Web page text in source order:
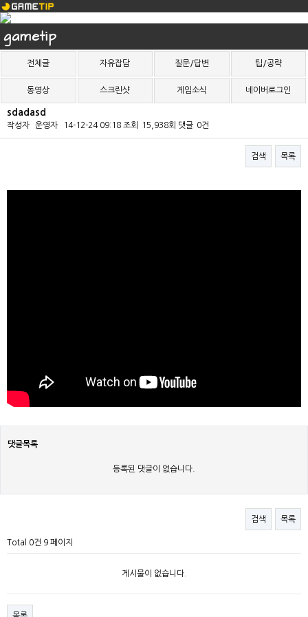
gametip
전체글 자유잡담 질문/답변 팁/공략
동영상 스크린샷 게임소식 네이버로그인
sdadasd
작성자 운영자 14-12-24 09:18 조회 15,938회 댓글 0건
검색 목록
댓글목록
등록된 댓글이 없습니다.
검색 목록
Total 0건 9 페이지
게시물이 없습니다.